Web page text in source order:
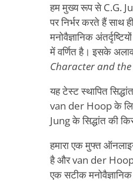
हम मुख्य रूप से C.G.
पर निर्भर करते हैं साथ
मनोवैज्ञानिक
में वर्णित है। इसके
Character and
यह टेस्ट स्थापित
van der Hoop के
Jung के सिद्धांत की
हमारा एक मुफ्त
है और van der Hoop
एक सटीक